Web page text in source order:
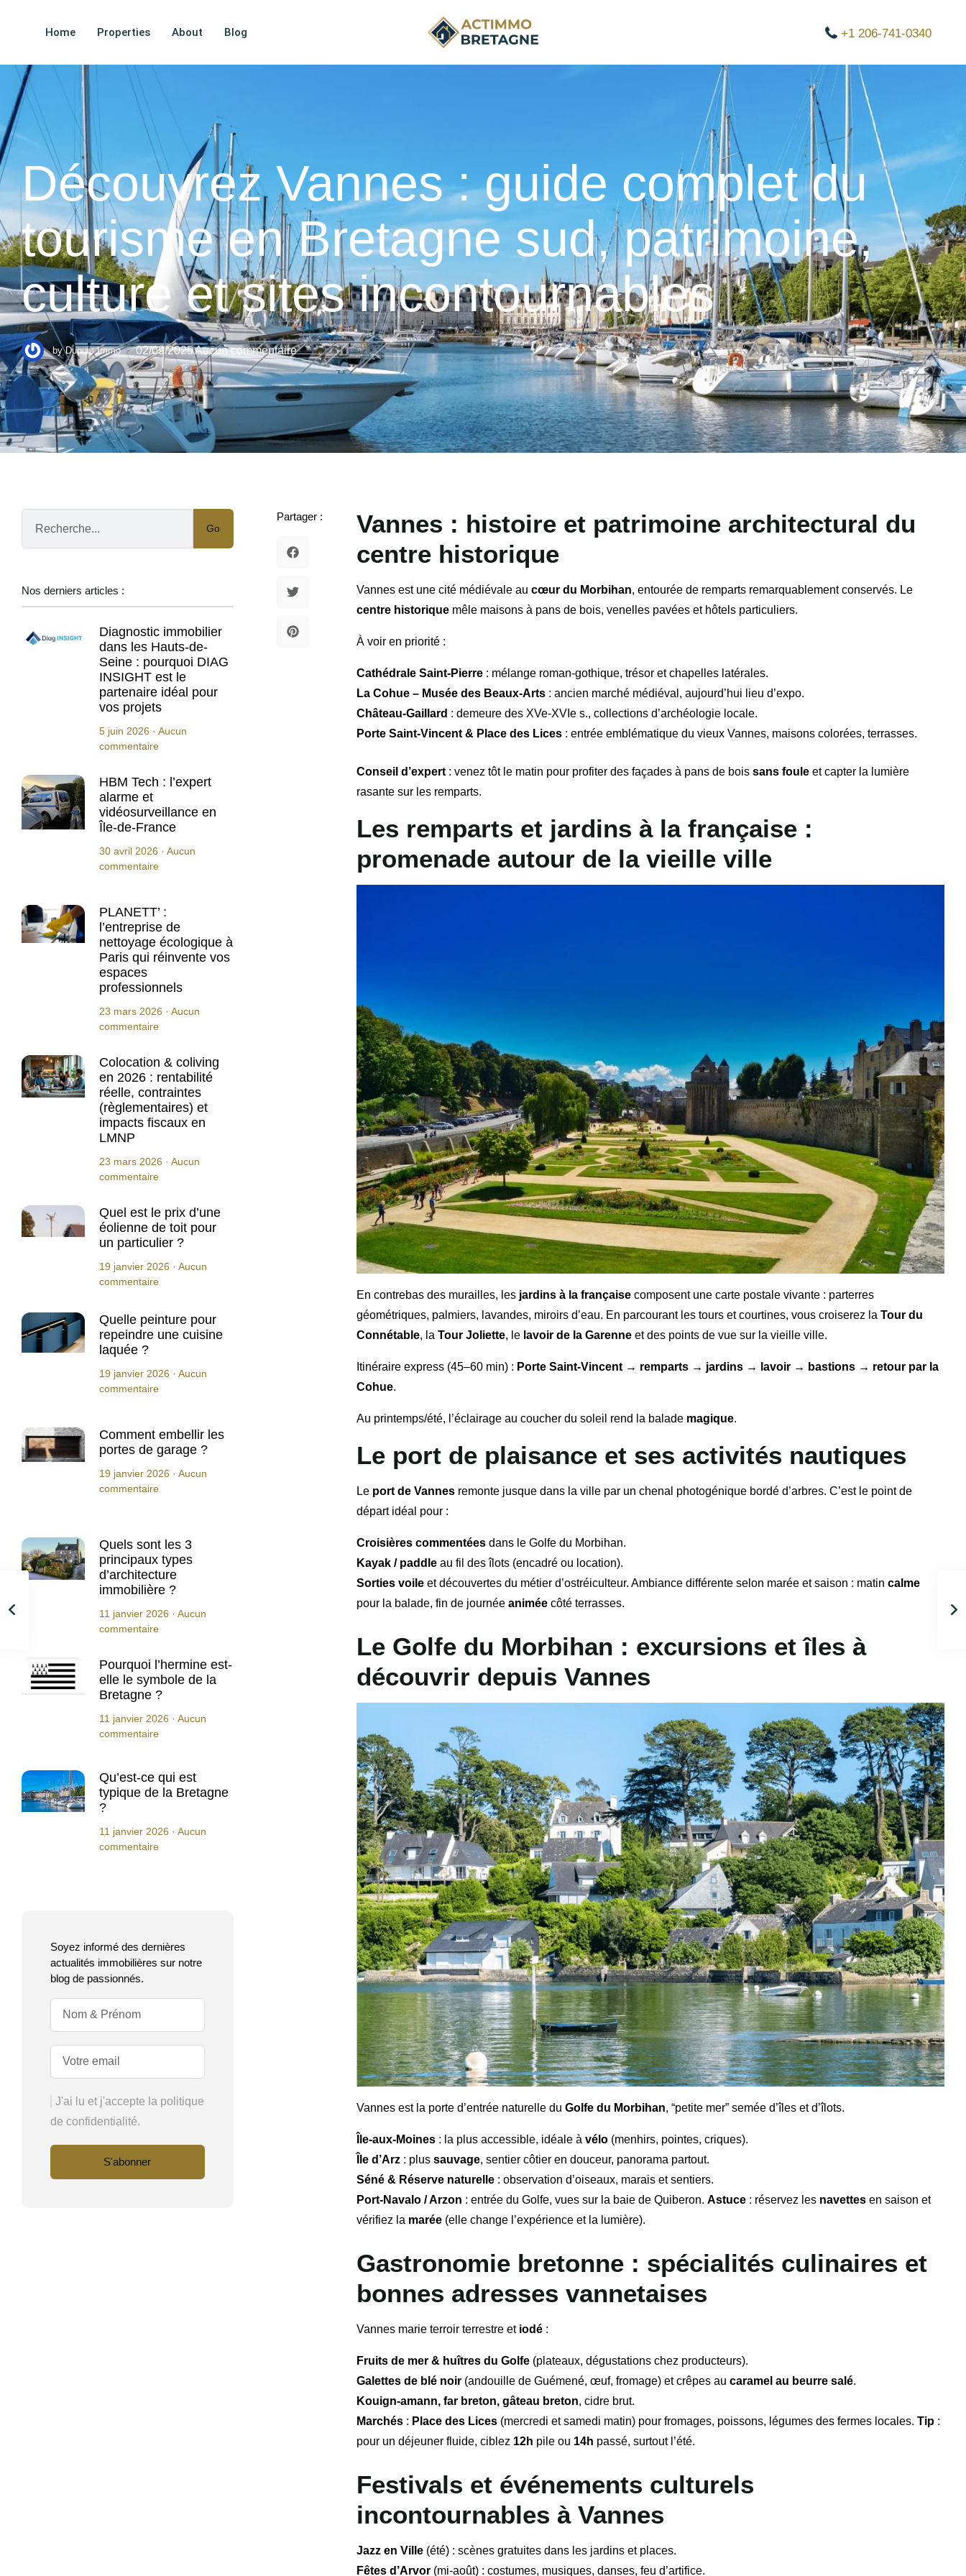
Home Properties About Blog +1 206-741-0340
Découvrez Vannes : guide complet du
tourisme en Bretagne sud, patrimoine,
culture et sites incontournables
byDupuis Immo · 02/09/2025Aucun commentaire
Go
Nos derniers articles :
Diagnostic immobilier
dans les Hauts-de-
Seine : pourquoi DIAG
INSIGHT est le
partenaire idéal pour
vos projets
5 juin 2026
Aucun
commentaire
HBM Tech : l’expert
alarme et
vidéosurveillance en
Île-de-France
30 avril 2026
Aucun
commentaire
PLANETT’ :
l’entreprise de
nettoyage écologique à
Paris qui réinvente vos
espaces
professionnels
23 mars 2026
Aucun
commentaire
Colocation & coliving
en 2026 : rentabilité
réelle, contraintes
(règlementaires) et
impacts fiscaux en
LMNP
23 mars 2026
Aucun
commentaire
Quel est le prix d’une
éolienne de toit pour
un particulier ?
19 janvier 2026
Aucun
commentaire
Quelle peinture pour
repeindre une cuisine
laquée ?
19 janvier 2026
Aucun
commentaire
Comment embellir les
portes de garage ?
19 janvier 2026
Aucun
commentaire
Quels sont les 3
principaux types
d’architecture
immobilière ?
11 janvier 2026
Aucun
commentaire
Pourquoi l’hermine est-
elle le symbole de la
Bretagne ?
11 janvier 2026
Aucun
commentaire
Qu’est-ce qui est
typique de la Bretagne
?
11 janvier 2026
Aucun
commentaire
Soyez informé des dernières
actualités immobilières sur notre
blog de passionnés.
J'ai lu et j'accepte la politique
de confidentialité.
S'abonner
Partager :
Vannes : histoire et patrimoine architectural du
centre historique
Vannes est une cité médiévale aucœur du Morbihan, entourée de remparts remarquablement conservés. Le
centre historique mêle maisons à pans de bois, venelles pavées et hôtels particuliers.
À voir en priorité :
Cathédrale Saint-Pierre : mélange roman-gothique, trésor et chapelles latérales.
La Cohue – Musée des Beaux-Arts : ancien marché médiéval, aujourd’hui lieu d’expo.
Château-Gaillard : demeure des XVe-XVIe s., collections d’archéologie locale.
Porte Saint-Vincent & Place des Lices : entrée emblématique du vieux Vannes, maisons colorées, terrasses.
Conseil d’expert : venez tôt le matin pour profiter des façades à pans de boissans foule et capter la lumière
rasante sur les remparts.
Les remparts et jardins à la française :
promenade autour de la vieille ville
En contrebas des murailles, les jardins à la française composent une carte postale vivante : parterres
géométriques, palmiers, lavandes, miroirs d’eau. En parcourant les tours et courtines, vous croiserez laTour du
Connétable, laTour Joliette, le lavoir de la Garenne et des points de vue sur la vieille ville.
Itinéraire express (45–60 min) : Porte Saint-Vincent → remparts → jardins → lavoir → bastions → retour par la
Cohue.
Au printemps/été, l’éclairage au coucher du soleil rend la balade magique.
Le port de plaisance et ses activités nautiques
Le port de Vannes remonte jusque dans la ville par un chenal photogénique bordé d’arbres. C’est le point de
départ idéal pour :
Croisières commentées dans le Golfe du Morbihan.
Kayak / paddle au fil des îlots (encadré ou location).
Sorties voile et découvertes du métier d’ostréiculteur. Ambiance différente selon marée et saison : matincalme
pour la balade, fin de journéeanimée côté terrasses.
Le Golfe du Morbihan : excursions et îles à
découvrir depuis Vannes
Vannes est la porte d’entrée naturelle duGolfe du Morbihan, “petite mer” semée d’îles et d’îlots.
Île-aux-Moines : la plus accessible, idéale àvélo (menhirs, pointes, criques).
Île d’Arz : plussauvage, sentier côtier en douceur, panorama partout.
Séné & Réserve naturelle : observation d’oiseaux, marais et sentiers.
Port-Navalo / Arzon : entrée du Golfe, vues sur la baie de Quiberon.Astuce : réservez les navettes en saison et
vérifiez la marée (elle change l’expérience et la lumière).
Gastronomie bretonne : spécialités culinaires et
bonnes adresses vannetaises
Vannes marie terroir terrestre et iodé :
Fruits de mer & huîtres du Golfe (plateaux, dégustations chez producteurs).
Galettes de blé noir (andouille de Guémené, œuf, fromage) et crêpes aucaramel au beurre salé.
Kouign-amann, far breton, gâteau breton, cidre brut.
Marchés : Place des Lices (mercredi et samedi matin) pour fromages, poissons, légumes des fermes locales.Tip :
pour un déjeuner fluide, ciblez 12h pile ou 14h passé, surtout l’été.
Festivals et événements culturels
incontournables à Vannes
Jazz en Ville (été) : scènes gratuites dans les jardins et places.
Fêtes d’Arvor (mi-août) : costumes, musiques, danses, feu d’artifice.